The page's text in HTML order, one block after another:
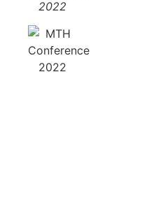
2022